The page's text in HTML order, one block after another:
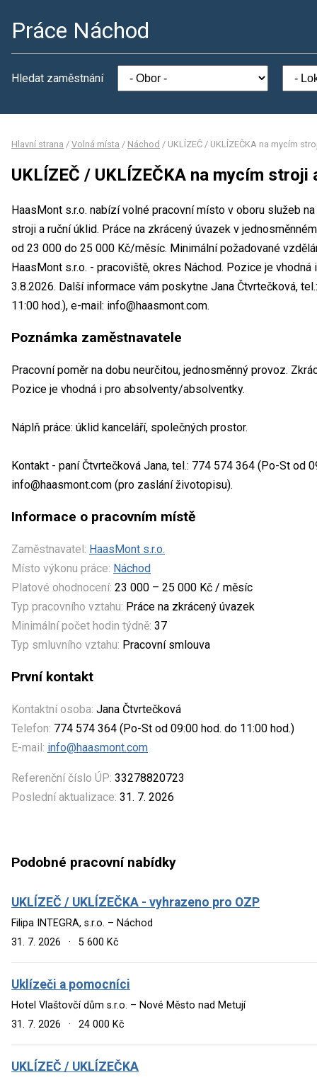
Práce Náchod
Hledat zaměstnání
Hlavní strana / Volná místa / Náchod / UKLÍZEČ / UKLÍZEČKA na mycím
UKLÍZEČ / UKLÍZEČKA na mycím stroji
HaasMont s.r.o. nabízí volné pracovní místo v oboru služeb
stroji a ruční úklid. Práce na zkrácený úvazek v
od 23 000 do 25 000 Kč/měsíc. Minimální požadované
HaasMont s.r.o. - pracoviště, okres Náchod. Pozice je
3.8.2026. Další informace vám poskytne Jana Čtvrtečková,
11:00 hod.), e-mail: info@haasmont.com.
Poznámka zaměstnavatele
Pracovní poměr na dobu neurčitou, jednosměnný provoz.
Pozice je vhodná i pro absolventy/absolventky.
Náplň práce: úklid kanceláří, společných prostor.
Kontakt - paní Čtvrtečková Jana, tel.: 774 574 364 (Po-St od
info@haasmont.com (pro zaslání životopisu).
Informace o pracovním místě
Zaměstnavatel: HaasMont s.r.o.
Místo výkonu práce: Náchod
Platové ohodnocení: 23 000 – 25 000 Kč / měsíc
Typ pracovního vztahu: Práce na zkrácený úvazek
Minimální počet hodin týdně: 37
Typ smluvního vztahu: Pracovní smlouva
První kontakt
Kontaktní osoba: Jana Čtvrtečková
Telefon: 774 574 364 (Po-St od 09:00 hod. do 11:00 hod.)
E-mail: info@haasmont.com
Referenční číslo ÚP: 33278820723
Poslední aktualizace: 31. 7. 2026
Podobné pracovní nabídky
UKLÍZEČ / UKLÍZEČKA - vyhrazeno pro OZP
Filipa INTEGRA, s.r.o. – Náchod
31. 7. 2026
· 5 600 Kč
Uklízeči a pomocníci
Hotel Vlaštovčí dům s.r.o. – Nové Město nad Metují
31. 7. 2026
· 24 000 Kč
UKLÍZEČ / UKLÍZEČKA